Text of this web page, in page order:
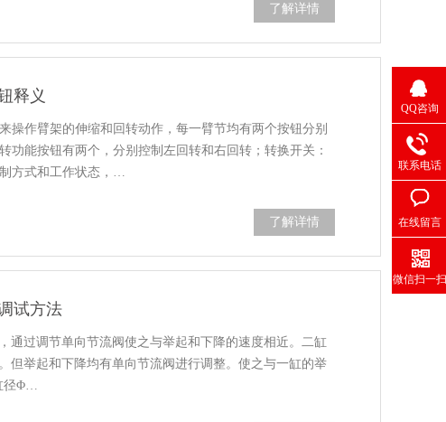
了解详情
释义
操作臂架的伸缩和回转动作，每一臂节均有两个按钮分别
功能按钮有两个，分别控制左回转和右回转；转换开关：
方式和工作状态，…
了解详情
试方法
通过调节单向节流阀使之与举起和下降的速度相近。二缸
但举起和下降均有单向节流阀进行调整。使之与一缸的举
径Φ…
QQ咨询
联系电话
在线留言
微信扫一扫